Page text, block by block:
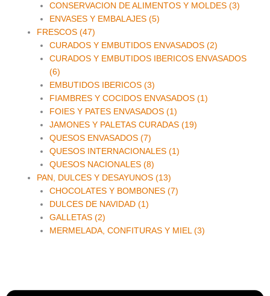
CONSERVACION DE ALIMENTOS Y MOLDES (3)
ENVASES Y EMBALAJES (5)
FRESCOS (47)
CURADOS Y EMBUTIDOS ENVASADOS (2)
CURADOS Y EMBUTIDOS IBERICOS ENVASADOS
(6)
EMBUTIDOS IBERICOS (3)
FIAMBRES Y COCIDOS ENVASADOS (1)
FOIES Y PATES ENVASADOS (1)
JAMONES Y PALETAS CURADAS (19)
QUESOS ENVASADOS (7)
QUESOS INTERNACIONALES (1)
QUESOS NACIONALES (8)
PAN, DULCES Y DESAYUNOS (13)
CHOCOLATES Y BOMBONES (7)
DULCES DE NAVIDAD (1)
GALLETAS (2)
MERMELADA, CONFITURAS Y MIEL (3)